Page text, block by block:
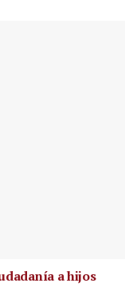
a hijos